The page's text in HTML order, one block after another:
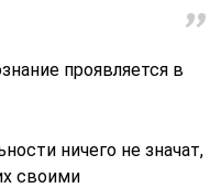
проявляется в
ничего не значат,
своими